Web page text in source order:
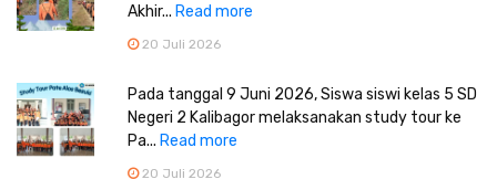
Akhir... Read more
20 Juli 2026
Pada tanggal 9 Juni 2026, Siswa siswi kelas 5 SD
Negeri 2 Kalibagor melaksanakan study tour ke
Pa... Read more
20 Juli 2026